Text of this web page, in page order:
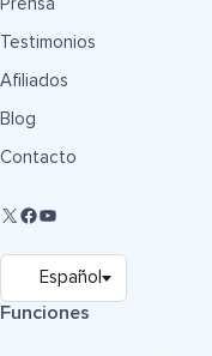
Prensa
Testimonios
Afiliados
Blog
Contacto
Funciones